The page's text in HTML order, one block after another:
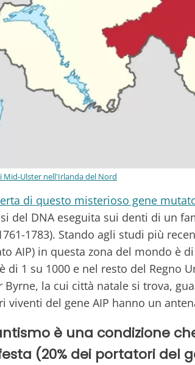
Mid-Ulster nell'Irlanda del Nord
di questo misterioso gene
del DNA eseguita sui denti di un
1783). Stando agli studi più
AIP) in questa zona del mondo è
di 1 su 1000 e nel resto del Regno
Byrne, la cui città natale si trova,
viventi del gene AIP hanno un
è una condizione
(20% dei portatori del